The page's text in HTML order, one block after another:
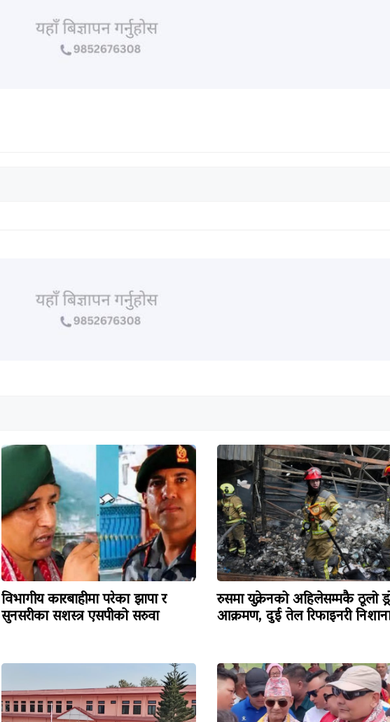
विभागीय कारबाहीमा परेका झापा र
सुनसरीका सशस्त्र एसपीको सरुवा
रुसमा युक्रेनको अहिलेसम्मकै ठूलो
आक्रमण, दुई तेल रिफाइनरी